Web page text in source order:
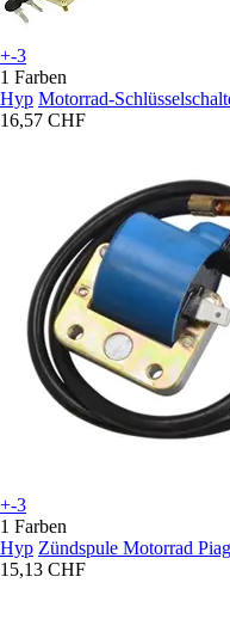
+-3
1 Farben
Hyp Motorrad-
16,57 CHF
+-3
1 Farben
Hyp Zündspule Motorrad
15,13 CHF